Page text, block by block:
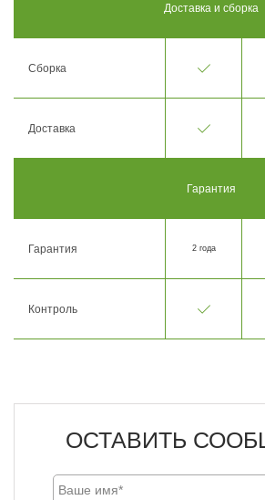
Доставка и сборка
Сборка
Доставка
Гарантия
Гарантия 2 года
Контроль
ОСТАВИТЬ